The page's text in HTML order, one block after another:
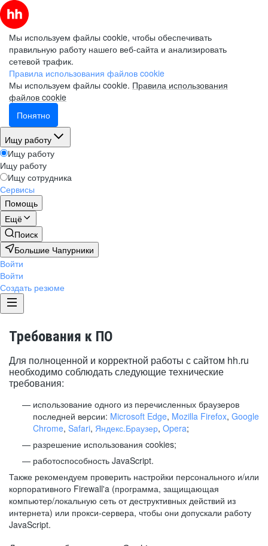
Мы используем файлы cookie, чтобы обеспечивать
правильную работу нашего веб-сайта и анализировать
сетевой трафик.
Правила использования файлов cookie
Мы используем файлы cookie. Правила использования
файлов cookie
Понятно
Ищу работу
Ищу работу
Ищу работу
Ищу сотрудника
Сервисы
Помощь
Ещё
Поиск
Большие Чапурники
Войти
Войти
Создать резюме
Требования к ПО
Для полноценной и корректной работы с сайтом hh.ru
необходимо соблюдать следующие технические
требования:
использование одного из перечисленных браузеров
последней версии: Microsoft Edge, Mozilla Firefox, Google
Chrome, Safari, Яндекс.Браузер, Opera;
разрешение использования cookies;
работоспособность JavaScript.
Также рекомендуем проверить настройки персонального и/или
корпоративного Firewall'a (программа, защищающая
компьютер/локальную сеть от деструктивных действий из
интернета) или прокси-сервера, чтобы они допускали работу
JavaScript.